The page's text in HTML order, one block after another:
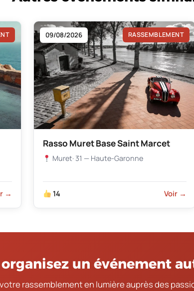
→
09/08/2026 RASSEMBLEMENT
Rasso Muret Base Saint Marcet
Muret· 31 — Haute-Garonne
14 Voir →
organisez un événement
rassemblement en lumière auprès des